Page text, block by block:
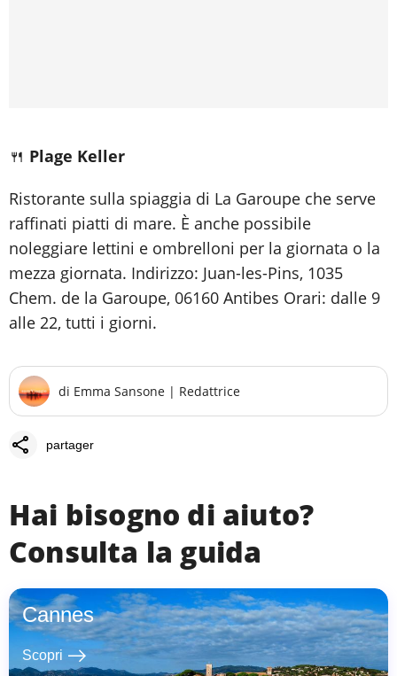
🍴 Plage Keller
Ristorante sulla spiaggia di La Garoupe che serve
raffinati piatti di mare. È anche possibile
noleggiare lettini e ombrelloni per la giornata o la
mezza giornata. Indirizzo: Juan-les-Pins, 1035
Chem. de la Garoupe, 06160 Antibes Orari: dalle 9
alle 22, tutti i giorni.
di Emma Sansone | Redattrice
share partager
Hai bisogno di aiuto?
Consulta la guida
Cannes
Scopri east